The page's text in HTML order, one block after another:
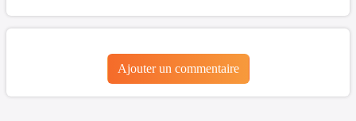
Ajouter un commentaire